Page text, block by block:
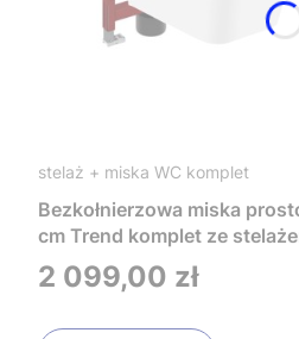
stelaż + miska WC komplet
Bezkołnierzowa miska
cm Trend komplet ze
Tece i czarnym przyciskiem
TR2216+Tece
Cena
2 099,00 zł